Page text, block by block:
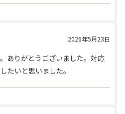
2026年5月23日
ありがとうございました。対応
たいと思いました。